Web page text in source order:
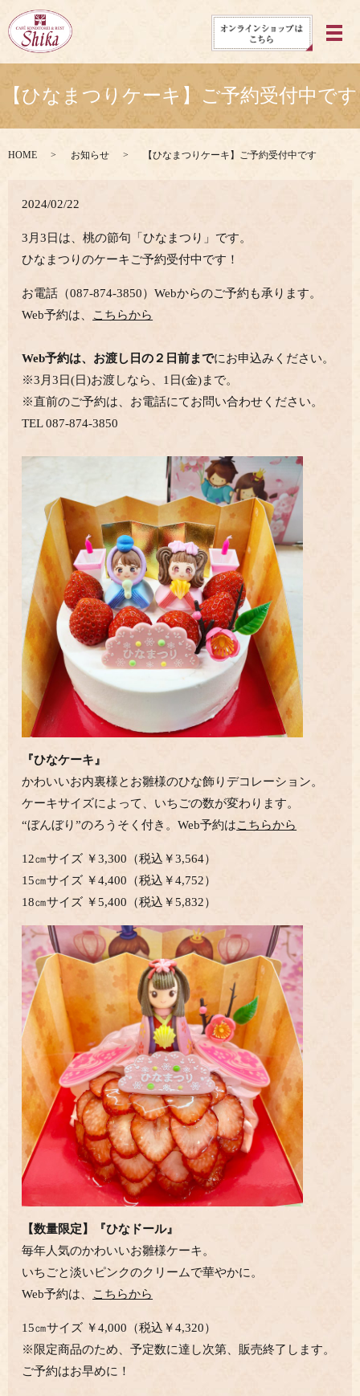
メ
【ひなまつりケーキ】ご予約受付中です
HOME お知らせ 【ひなまつりケーキ】ご予約受付中です
2024/02/22
3月3日は、桃の節句「ひなまつり」です。
ひなまつりのケーキご予約受付中です！
お電話（087-874-3850）Webからのご予約も承ります。
Web予約は、
こちらから
Web予約は、お渡し日の２日前までにお申込みください。
※3月3日(日)お渡しなら、1日(金)まで。
※直前のご予約は、お電話にてお問い合わせください。
TEL 087-874-3850
『ひなケーキ』
かわいいお内裏様とお雛様のひな飾りデコレーション。
ケーキサイズによって、いちごの数が変わります。
“ぼんぼり”のろうそく付き。Web予約はこちらから
12㎝サイズ ￥3,300（税込￥3,564）
15㎝サイズ ￥4,400（税込￥4,752）
18㎝サイズ ￥5,400（税込￥5,832）
【数量限定】『ひなドール』
毎年人気のかわいいお雛様ケーキ。
いちごと淡いピンクのクリームで華やかに。
Web予約は、
こちらから
15㎝サイズ ￥4,000（税込￥4,320）
※限定商品のため、予定数に達し次第、販売終了します。
ご予約はお早めに！